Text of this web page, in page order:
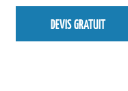
DEVIS GRATUIT